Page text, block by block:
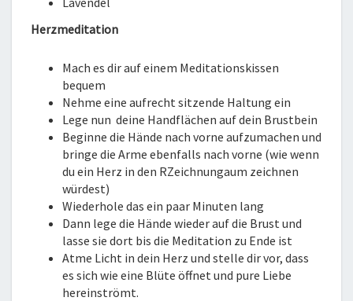
Herzmeditation
Mach es dir auf einem Meditationskissen
bequem
Nehme eine aufrecht sitzende Haltung ein
Lege nun deine Handflächen auf dein Brustbein
Beginne die Hände nach vorne aufzumachen und
bringe die Arme ebenfalls nach vorne (wie wenn
du ein Herz in den RZeichnungaum zeichnen
würdest)
Wiederhole das ein paar Minuten lang
Dann lege die Hände wieder auf die Brust und
lasse sie dort bis die Meditation zu Ende ist
Atme Licht in dein Herz und stelle dir vor, dass
es sich wie eine Blüte öffnet und pure Liebe
hereinströmt.